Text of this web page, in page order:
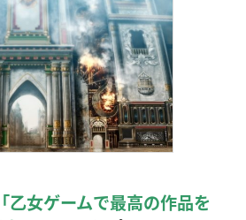
「乙女ゲームで最高の作品を